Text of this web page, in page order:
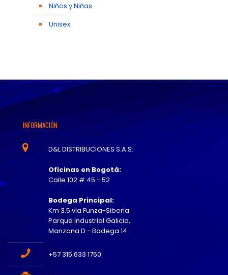
Niños y Niñas
Unisex
INFORMACIÓN
D&L DISTRIBUCIONES S.A.S:
Oficinas en Bogotá:
Calle 102 # 45 - 52
Bodega Principal:
Km 3.5 via Funza-Siberia
Parque Industrial Galicia,
Manzana D - Bodega 14
+57 315 633 1750